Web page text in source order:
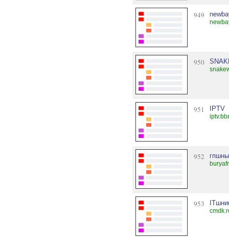
949
950
951 IPTV
952
953